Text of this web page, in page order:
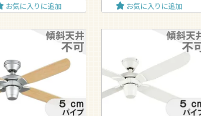
お気に入りに追加 お気に入りに追加